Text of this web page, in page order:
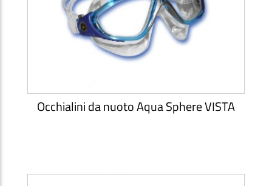
Occhialini da nuoto Aqua Sphere VISTA